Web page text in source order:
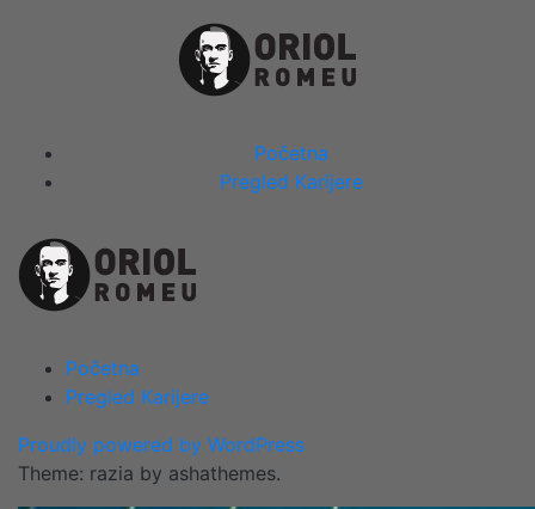
Close
Menu
Početna
Pregled Karijere
Početna
Pregled Karijere
Proudly powered by WordPress
Theme: razia by ashathemes.